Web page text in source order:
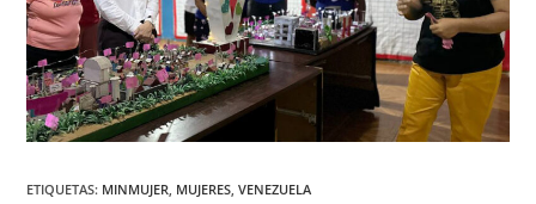
ETIQUETAS: MINMUJER, MUJERES, VENEZUELA